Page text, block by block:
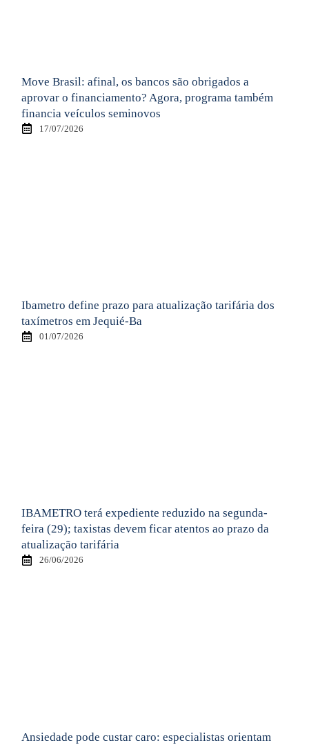
Move Brasil: afinal, os bancos são obrigados a
aprovar o financiamento? Agora, programa também
financia veículos seminovos
17/07/2026
Ibametro define prazo para atualização tarifária dos
taxímetros em Jequié-Ba
01/07/2026
IBAMETRO terá expediente reduzido na segunda-
feira (29); taxistas devem ficar atentos ao prazo da
atualização tarifária
26/06/2026
Ansiedade pode custar caro: especialistas orientam